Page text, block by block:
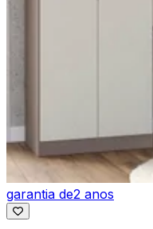
garantia de2 anos